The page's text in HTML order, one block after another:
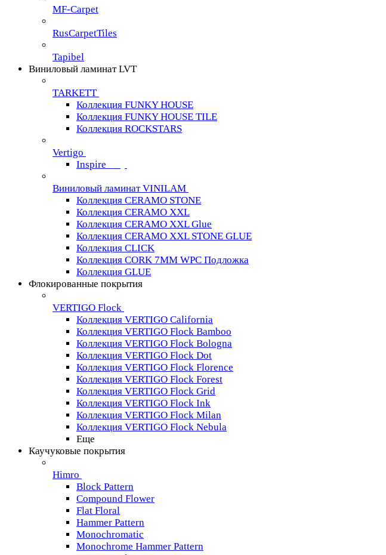
MF-Carpet
RusCarpetTiles
Tapibel
Виниловый ламинат LVT
TARKETT
Коллекция FUNKY HOUSE
Коллекция FUNKY HOUSE TILE
Коллекция ROCKSTARS
Vertigo
Inspire
Виниловый ламинат VINILAM
Коллекция CERAMO STONE
Коллекция CERAMO XXL
Коллекция CERAMO XXL Glue
Коллекция CERAMO XXL STONE GLUE
Коллекция CLICK
Коллекция CORK 7MM WPC Подложка
Коллекция GLUE
Флокированные покрытия
VERTIGO Flock
Коллекция VERTIGO California
Коллекция VERTIGO Flock Bamboo
Коллекция VERTIGO Flock Bologna
Коллекция VERTIGO Flock Dot
Коллекция VERTIGO Flock Florence
Коллекция VERTIGO Flock Forest
Коллекция VERTIGO Flock Grid
Коллекция VERTIGO Flock Ink
Коллекция VERTIGO Flock Milan
Коллекция VERTIGO Flock Nebula
Еще
Каучуковые покрытия
Himro
Block Pattern
Compound Flower
Flat Floral
Hammer Pattern
Monochromatic
Monochrome Hammer Pattern